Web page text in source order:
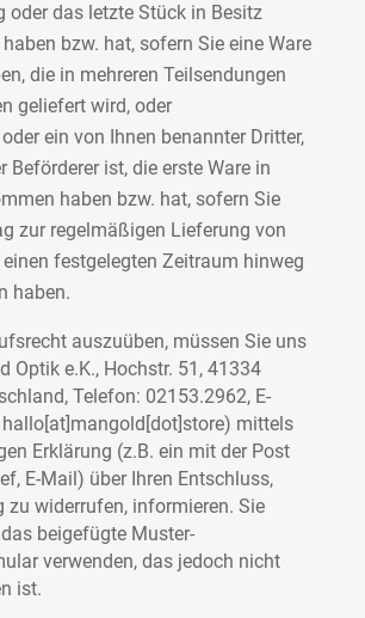
oder das letzte Stück in Besitz
bzw. hat, sofern Sie eine Ware
die in mehreren Teilsendungen
geliefert wird, oder
ein von Ihnen benannter Dritter,
Beförderer ist, die erste Ware in
haben bzw. hat, sofern Sie
zur regelmäßigen Lieferung von
einen festgelegten Zeitraum hinweg
haben.
auszuüben, müssen Sie uns
Optik e.K., Hochstr. 51, 41334
Telefon: 02153.2962, E-
hallo[at]mangold[dot]store) mittels
Erklärung (z.B. ein mit der Post
E-Mail) über Ihren Entschluss,
zu widerrufen, informieren. Sie
beigefügte Muster-
verwenden, das jedoch nicht
ist.